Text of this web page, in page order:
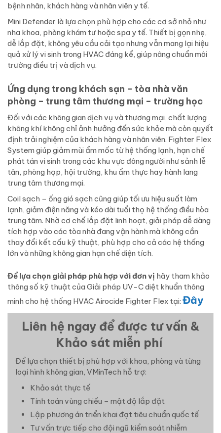
bệnh nhân, khách hàng và nhân viên y tế.
Mini Defender là lựa chọn phù hợp cho các cơ sở nhỏ như
nha khoa, phòng khám tư hoặc spa y tế. Thiết bị gọn nhẹ,
dễ lắp đặt, không yêu cầu cải tạo nhưng vẫn mang lại hiệu
quả xử lý vi sinh trong HVAC đáng kể, giúp nâng chuẩn môi
trường điều trị và dịch vụ.
Ứng dụng trong khách sạn – tòa nhà văn
phòng – trung tâm thương mại – trường học
Đối với các không gian dịch vụ và thương mại, chất lượng
không khí không chỉ ảnh hưởng đến sức khỏe mà còn quyết
định trải nghiệm của khách hàng và nhân viên. Fighter Flex
System giúp giảm mùi ẩm mốc từ hệ thống lạnh, hạn chế
phát tán vi sinh trong các khu vực đông người như sảnh lễ
tân, phòng họp, hội trường, khu ẩm thực hay hành lang
trung tâm thương mại.
Coil sạch – ống gió sạch cũng giúp tối ưu hiệu suất làm
lạnh, giảm điện năng và kéo dài tuổi thọ hệ thống điều hòa
trung tâm. Nhờ cơ chế lắp đặt linh hoạt, giải pháp dễ dàng
tích hợp vào các tòa nhà đang vận hành mà không cần
thay đổi kết cấu kỹ thuật, phù hợp cho cả các hệ thống
lớn và những không gian hạn chế diện tích.
Để lựa chọn giải pháp phù hợp với đơn vị hãy tham khảo
thông số kỹ thuật của Giải pháp UV-C diệt khuẩn thông
minh cho hệ thống HVAC Airocide Fighter Flex tại: Đây
Liên hệ ngay để được tư vấn &
Khảo sát miễn phí
Để lựa chọn thiết bị phù hợp với khoa, phòng và từng
loại hình không gian, VMinTech hỗ trợ:
Khảo sát thực tế
Tính toán vùng chiếu – mật độ lắp đặt
Lập phương án triển khai đạt tiêu chuẩn quốc tế
Tư vấn trực tiếp cho đội ngũ kiểm soát nhiễm